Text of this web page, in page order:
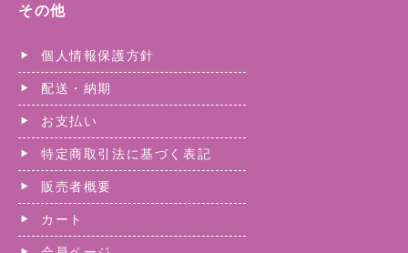
その他
個人情報保護方針
配送・納期
お支払い
特定商取引法に基づく表記
販売者概要
カート